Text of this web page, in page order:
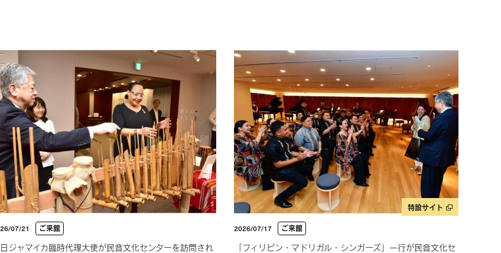
07/21 ご来館
ジャマイカ臨時代理大使が民音文化センターを訪問され
特設サイト
2026/07/17 ご来館
「フィリピン・マドリガル・シンガーズ」一行が民音文化セ